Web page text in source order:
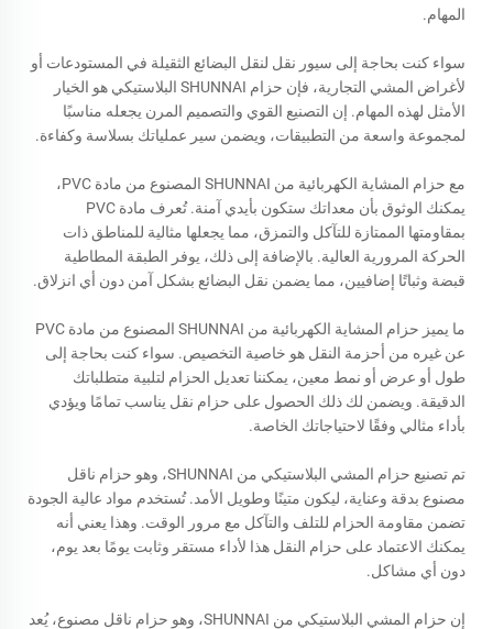
المهام.
سواء كنت بحاجة إلى سيور نقل لنقل البضائع الثقيلة في المستودعات أو
لأغراض المشي التجارية، فإن حزام SHUNNAI البلاستيكي هو الخيار
الأمثل لهذه المهام. إن التصنيع القوي والتصميم المرن يجعله مناسبًا
لمجموعة واسعة من التطبيقات، ويضمن سير عملياتك بسلاسة وكفاءة.
مع حزام المشاية الكهربائية من SHUNNAI المصنوع من مادة PVC،
يمكنك الوثوق بأن معداتك ستكون بأيدي آمنة. تُعرف مادة PVC
بمقاومتها الممتازة للتآكل والتمزق، مما يجعلها مثالية للمناطق ذات
الحركة المرورية العالية. بالإضافة إلى ذلك، يوفر الطبقة المطاطية
قبضة وثباتًا إضافيين، مما يضمن نقل البضائع بشكل آمن دون أي انزلاق.
ما يميز حزام المشاية الكهربائية من SHUNNAI المصنوع من مادة PVC
عن غيره من أحزمة النقل هو خاصية التخصيص. سواء كنت بحاجة إلى
طول أو عرض أو نمط معين، يمكننا تعديل الحزام لتلبية متطلباتك
الدقيقة. ويضمن لك ذلك الحصول على حزام نقل يناسب تمامًا ويؤدي
بأداء مثالي وفقًا لاحتياجاتك الخاصة.
تم تصنيع حزام المشي البلاستيكي من SHUNNAI، وهو حزام ناقل
مصنوع بدقة وعناية، ليكون متينًا وطويل الأمد. تُستخدم مواد عالية الجودة
تضمن مقاومة الحزام للتلف والتآكل مع مرور الوقت. وهذا يعني أنه
يمكنك الاعتماد على حزام النقل هذا لأداء مستقر وثابت يومًا بعد يوم،
دون أي مشاكل.
إن حزام المشي البلاستيكي من SHUNNAI، وهو حزام ناقل مصنوع، يُعد